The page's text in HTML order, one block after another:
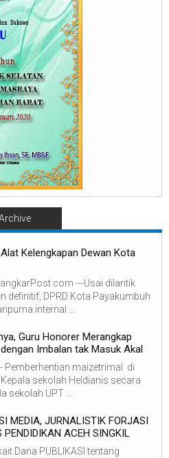
Kelengkapan Dewan Kota
---Usai dilantik
definitif, DPRD Kota Payakumbuh
internal ...
Guru Honorer Merangkap
Imbalan tak Masuk Akal
Pemberhentian maizetrimal di
sekolah Heldianis secara
sekolah UPT ...
MEDIA, JURNALISTIK FORJASI
PENDIDIKAN ACEH SINGKIL
Dana PUBLIKASI tentang